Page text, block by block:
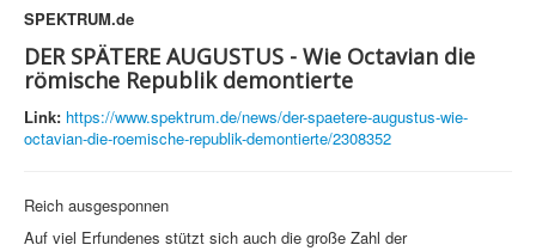
SPEKTRUM.de
DER SPÄTERE AUGUSTUS - Wie Octavian die
römische Republik demontierte
Link: https://www.spektrum.de/news/der-spaetere-augustus-wie-
octavian-die-roemische-republik-demontierte/2308352
Reich ausgesponnen
Auf viel Erfundenes stützt sich auch die große Zahl der